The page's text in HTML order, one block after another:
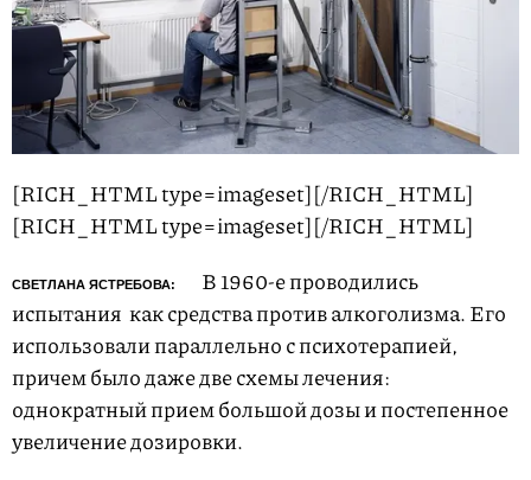
[RICH_HTML type=imageset][/RICH_HTML]
[RICH_HTML type=imageset][/RICH_HTML]
СВЕТЛАНА ЯСТРЕБОВА:
В 1960-е проводились
испытания как средства против алкоголизма. Его
использовали параллельно с психотерапией,
причем было даже две схемы лечения:
однократный прием большой дозы и постепенное
увеличение дозировки.